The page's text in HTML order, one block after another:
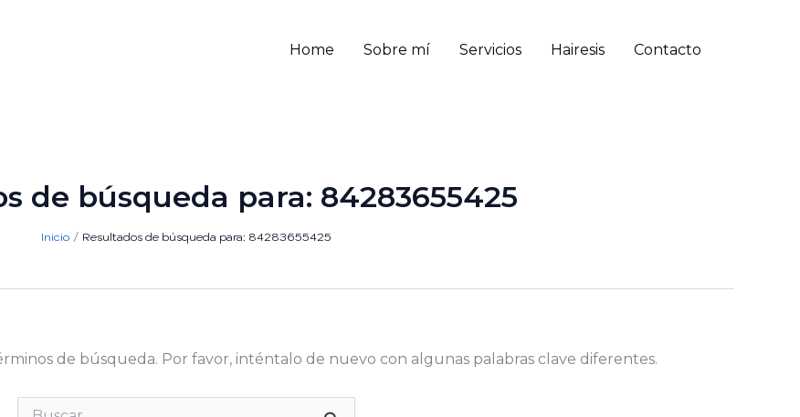
Home Sobre mí Servicios Hairesis Contacto
de búsqueda para: 84283655425
Inicio Resultados de búsqueda para: 84283655425
de búsqueda. Por favor, inténtalo de nuevo con algunas palabras clave diferentes.